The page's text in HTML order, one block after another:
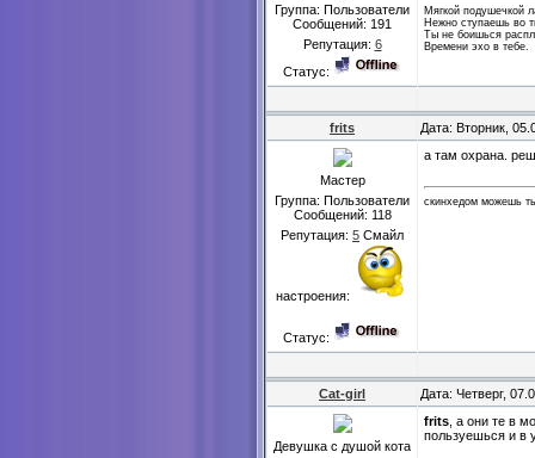
Группа: Пользователи
Сообщений: 191
Репутация: 6
Статус:
Мягкой подушечкой
Нежно ступаешь во
Ты не боишься
Времени эхо в тебе.
frits Дата: Вторник,
Мастер
Группа: Пользователи
Сообщений: 118
Репутация: 5 Смайл
настроения:
Статус:
а там охрана.
скинхедом можешь
Cat-girl Дата: Четверг,
Девушка с душой кота
frits , а они те в
пользуешься и в